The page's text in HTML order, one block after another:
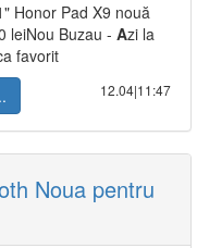
Honor Pad X9 nouă
leiNou Buzau - Azi la
favorit
12.04|11:47
Noua pentru